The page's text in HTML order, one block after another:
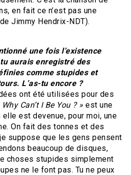
en fait ce n’est pas une
Jimmy Hendrix-NDT).
une fois l’existence
aurais enregistré des
comme stupides et
L’as-tu encore ?
ont été utilisées pour des
Why Can’t I Be You ? » est une
est devenue, pour moi, une
On fait des tonnes et des
suppose que les gens pensent
beaucoup de disques,
choses stupides simplement
ne le font pas. Tu ne peux